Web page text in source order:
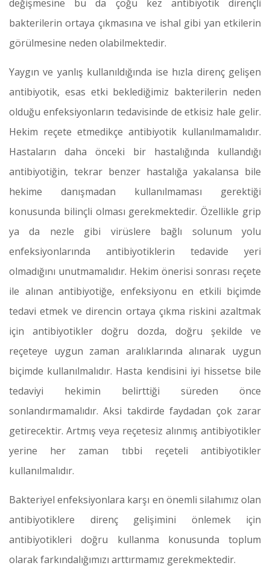
değişmesine bu da çoğu kez antibiyotik dirençli
bakterilerin ortaya çıkmasına ve ishal gibi yan etkilerin
görülmesine neden olabilmektedir.
Yaygın ve yanlış kullanıldığında ise hızla direnç gelişen
antibiyotik, esas etki beklediğimiz bakterilerin neden
olduğu enfeksiyonların tedavisinde de etkisiz hale gelir.
Hekim reçete etmedikçe antibiyotik kullanılmamalıdır.
Hastaların daha önceki bir hastalığında kullandığı
antibiyotiğin, tekrar benzer hastalığa yakalansa bile
hekime danışmadan kullanılmaması gerektiği
konusunda bilinçli olması gerekmektedir. Özellikle grip
ya da nezle gibi virüslere bağlı solunum yolu
enfeksiyonlarında antibiyotiklerin tedavide yeri
olmadığını unutmamalıdır. Hekim önerisi sonrası reçete
ile alınan antibiyotiğe, enfeksiyonu en etkili biçimde
tedavi etmek ve direncin ortaya çıkma riskini azaltmak
için antibiyotikler doğru dozda, doğru şekilde ve
reçeteye uygun zaman aralıklarında alınarak uygun
biçimde kullanılmalıdır. Hasta kendisini iyi hissetse bile
tedaviyi hekimin belirttiği süreden önce
sonlandırmamalıdır. Aksi takdirde faydadan çok zarar
getirecektir. Artmış veya reçetesiz alınmış antibiyotikler
yerine her zaman tıbbi reçeteli antibiyotikler
kullanılmalıdır.
Bakteriyel enfeksiyonlara karşı en önemli silahımız olan
antibiyotiklere direnç gelişimini önlemek için
antibiyotikleri doğru kullanma konusunda toplum
olarak farkındalığımızı arttırmamız gerekmektedir.